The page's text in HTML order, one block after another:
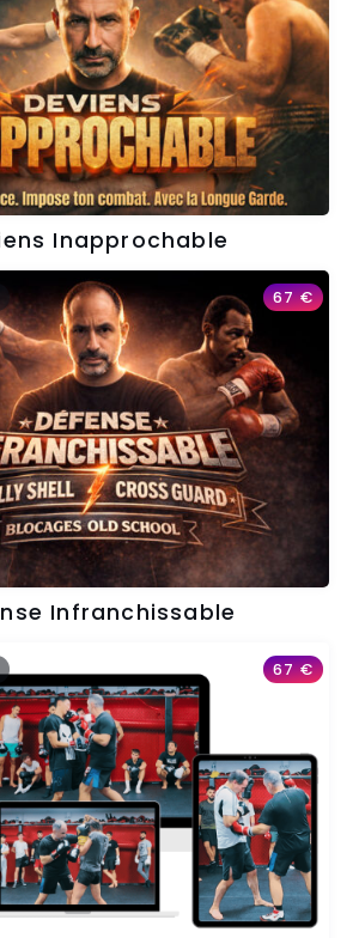
Inapprochable
67€
Infranchissable
67€